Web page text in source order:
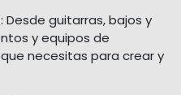
: Desde guitarras, bajos y
y equipos de
necesitas para crear y